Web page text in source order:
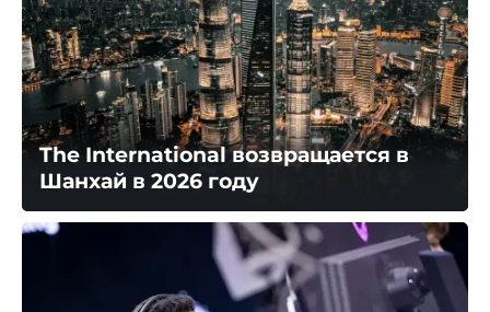
The International возвращается в
Шанхай в 2026 году